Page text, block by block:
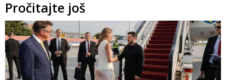
Pročitajte još